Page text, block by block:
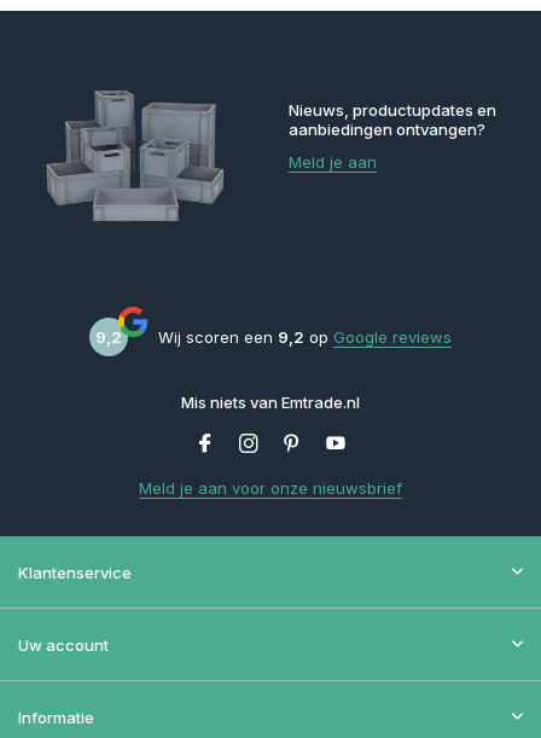
Nieuws, productupdates en
aanbiedingen ontvangen?
Meld je aan
9,2 Wij scoren een 9,2 op Google reviews
Mis niets van Emtrade.nl
Meld je aan voor onze nieuwsbrief
Klantenservice
Uw account
Informatie